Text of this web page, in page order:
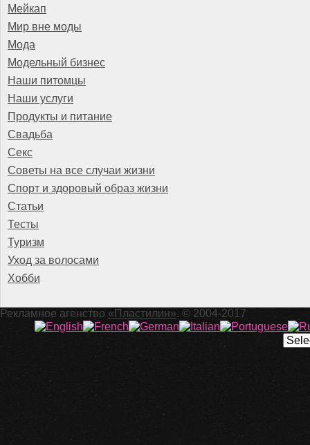
Мейкап
Мир вне моды
Мода
Модельный бизнес
Наши питомцы
Наши услуги
Продукты и питание
Свадьба
Секс
Советы на все случаи жизни
Спорт и здоровый образ жизни
Статьи
Тесты
Туризм
Уход за волосами
Хобби
Рекламное агенство «Пластилин». © 2004-2017